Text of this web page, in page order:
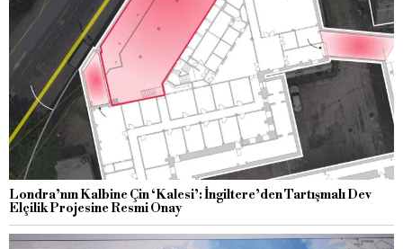
Londra’nın Kalbine Çin ‘Kalesi’: İngiltere’den Tartışmalı Dev
Elçilik Projesine Resmi Onay